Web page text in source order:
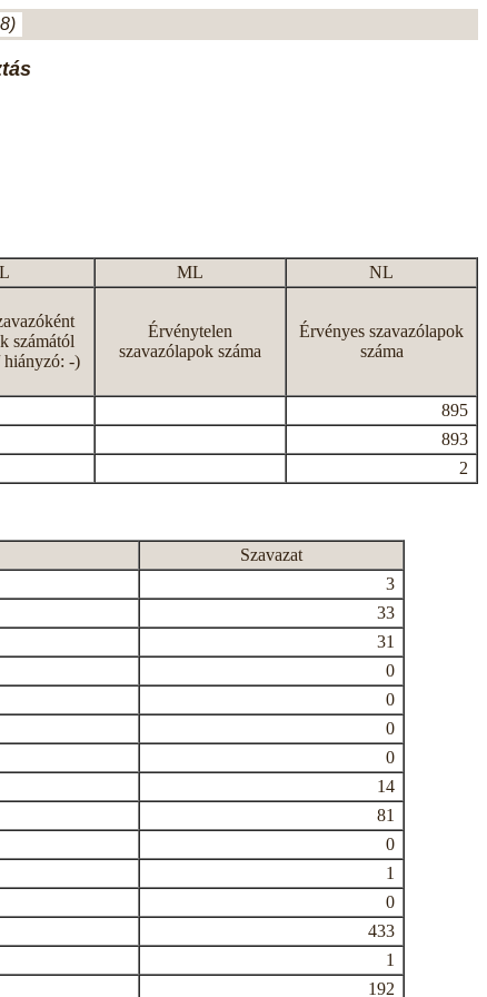
ML
NL
számától
-)
Érvénytelen
szavazólapok száma
Érvényes szavazólapok
száma
895
893
2
Szavazat
3
33
31
0
0
0
0
14
81
0
1
0
433
1
192